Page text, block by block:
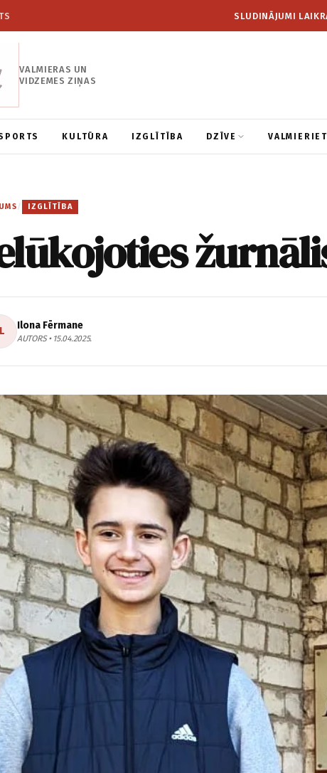
SLUDINĀJUMI
VALMIERAS UN
VIDZEMES ZIŅAS
KULTŪRA IZGLĪTĪBA DZĪVE
/ IZGLĪTĪBA
Ilona Fērmane
AUTORS • 15.04.2025.